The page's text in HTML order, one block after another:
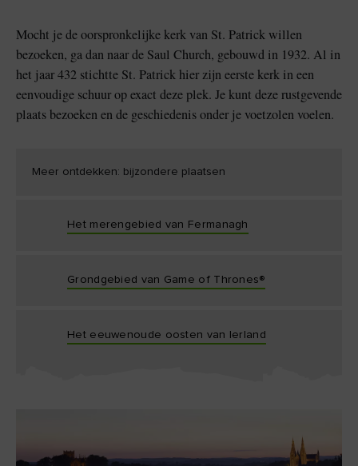
Mocht je de oorspronkelijke kerk van St. Patrick willen
bezoeken, ga dan naar de Saul Church, gebouwd in 1932. Al in
het jaar 432 stichtte St. Patrick hier zijn eerste kerk in een
eenvoudige schuur op exact deze plek. Je kunt deze rustgevende
plaats bezoeken en de geschiedenis onder je voetzolen voelen.
Meer ontdekken: bijzondere plaatsen
Het merengebied van Fermanagh
Grondgebied van Game of Thrones®
Het eeuwenoude oosten van Ierland